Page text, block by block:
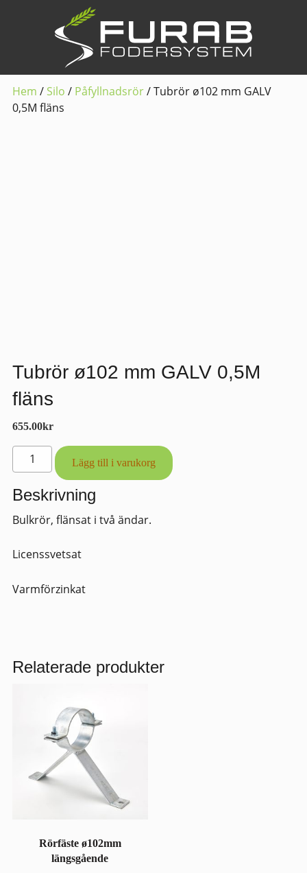
Hem / Silo / Påfyllnadsrör/ Tubrör ø102 mm GALV
0,5M fläns
Tubrör ø102 mm GALV 0,5M
fläns
655.00kr
Tubrör
ø102
mm
GALV
0,5M
mängd
Lägg till i varukorg
Beskrivning
Bulkrör, flänsat i två ändar.
Licenssvetsat
Varmförzinkat
Relaterade produkter
Rörfäste ø102mm
längsgående